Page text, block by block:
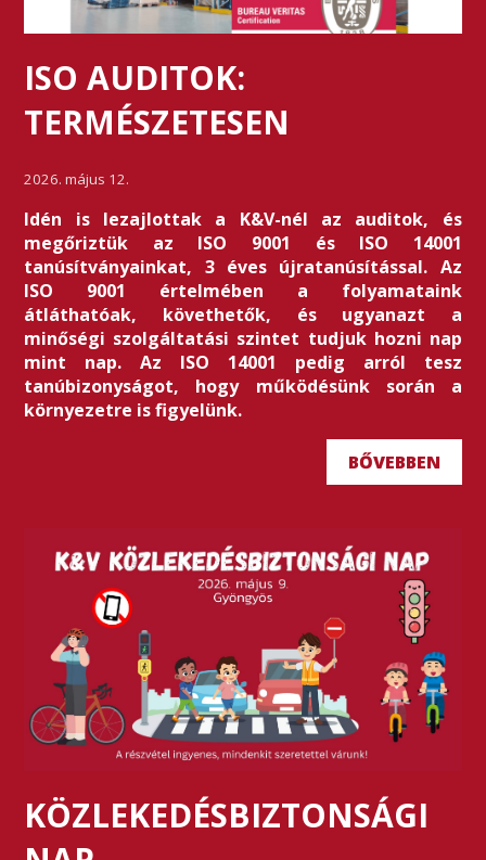
ISO AUDITOK:
TERMÉSZETESEN
2026. május 12.
Idén is lezajlottak a K&V-nél az auditok, és
megőriztük az ISO 9001 és ISO 14001
tanúsítványainkat, 3 éves újratanúsítással. Az
ISO 9001 értelmében a folyamataink
átláthatóak, követhetők, és ugyanazt a
minőségi szolgáltatási szintet tudjuk hozni nap
mint nap. Az ISO 14001 pedig arról tesz
tanúbizonyságot, hogy működésünk során a
környezetre is figyelünk.
BŐVEBBEN
KÖZLEKEDÉSBIZTONSÁGI